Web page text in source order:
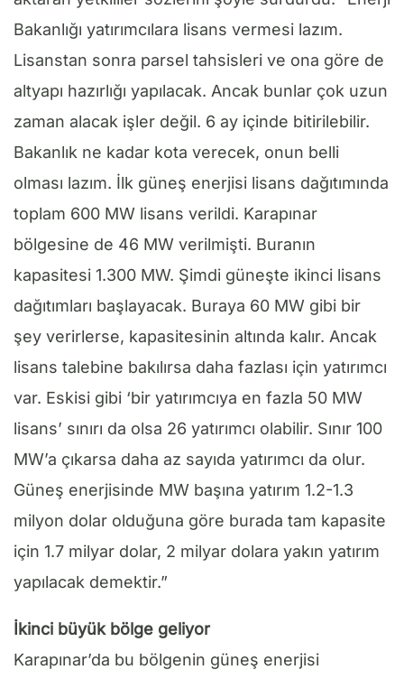
Bakanlığı yatırımcılara lisans vermesi lazım.
Lisanstan sonra parsel tahsisleri ve ona göre de
altyapı hazırlığı yapılacak. Ancak bunlar çok uzun
zaman alacak işler değil. 6 ay içinde bitirilebilir.
Bakanlık ne kadar kota verecek, onun belli
olması lazım. İlk güneş enerjisi lisans dağıtımında
toplam 600 MW lisans verildi. Karapınar
bölgesine de 46 MW verilmişti. Buranın
kapasitesi 1.300 MW. Şimdi güneşte ikinci lisans
dağıtımları başlayacak. Buraya 60 MW gibi bir
şey verirlerse, kapasitesinin altında kalır. Ancak
lisans talebine bakılırsa daha fazlası için yatırımcı
var. Eskisi gibi ‘bir yatırımcıya en fazla 50 MW
lisans’ sınırı da olsa 26 yatırımcı olabilir. Sınır 100
MW’a çıkarsa daha az sayıda yatırımcı da olur.
Güneş enerjisinde MW başına yatırım 1.2-1.3
milyon dolar olduğuna göre burada tam kapasite
için 1.7 milyar dolar, 2 milyar dolara yakın yatırım
yapılacak demektir.”
İkinci büyük bölge geliyor
Karapınar’da bu bölgenin güneş enerjisi